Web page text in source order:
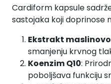
Cardiform kapsule
sastojaka koji doprinose
Ekstrakt
smanjenju krvnog
Koenzim Q10:
poboljšava funkciju